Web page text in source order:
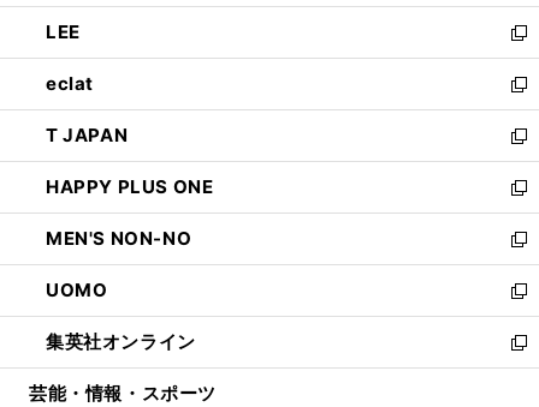
開
く
ウ
で
開
く
ン
ド
ウ
で
開
く
ウ
ィ
ン
ド
ウ
で
開
く
し
い
ウ
ィ
ン
ド
ウ
で
開
く
LEE
新
し
い
ウ
ィ
ン
ド
ウ
で
開
く
eclat
新
し
い
ウ
ィ
ン
ド
ウ
で
開
く
T JAPAN
新
し
い
ウ
ィ
ン
ド
ウ
で
開
HAPPY PLUS ONE
新
し
い
ウ
ィ
ン
ド
ウ
MEN'S NON-NO
新
し
い
ウ
ィ
ン
UOMO
新
し
い
ウ
集英社オンライン
新
し
芸能・情報・スポーツ